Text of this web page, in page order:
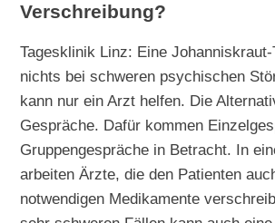
Verschreibung?
Tagesklinik Linz: Eine
nichts bei schweren psychischen
kann nur ein Arzt helfen. Die
Gespräche. Dafür kommen
Gruppengespräche in Betracht. In
arbeiten Ärzte, die den Patienten
notwendigen Medikamente